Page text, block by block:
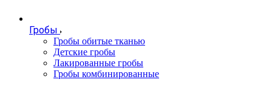
Гробы
Гробы обитые тканью
Детские гробы
Лакированные гробы
Гробы комбинированные